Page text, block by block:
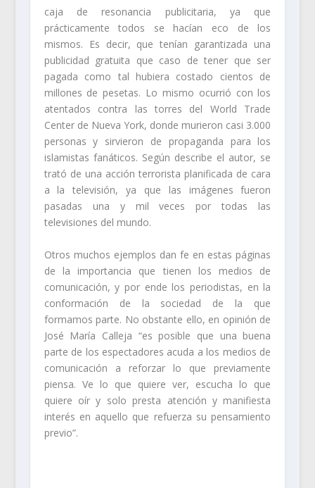
caja de resonancia publicitaria, ya que
prácticamente todos se hacían eco de los
mismos. Es decir, que tenían garantizada una
publicidad gratuita que caso de tener que ser
pagada como tal hubiera costado cientos de
millones de pesetas. Lo mismo ocurrió con los
atentados contra las torres del World Trade
Center de Nueva York, donde murieron casi 3.000
personas y sirvieron de propaganda para los
islamistas fanáticos. Según describe el autor, se
trató de una acción terrorista planificada de cara
a la televisión, ya que las imágenes fueron
pasadas una y mil veces por todas las
televisiones del mundo.
Otros muchos ejemplos dan fe en estas páginas
de la importancia que tienen los medios de
comunicación, y por ende los periodistas, en la
conformación de la sociedad de la que
formamos parte. No obstante ello, en opinión de
José María Calleja “es posible que una buena
parte de los espectadores acuda a los medios de
comunicación a reforzar lo que previamente
piensa. Ve lo que quiere ver, escucha lo que
quiere oír y solo presta atención y manifiesta
interés en aquello que refuerza su pensamiento
previo”.